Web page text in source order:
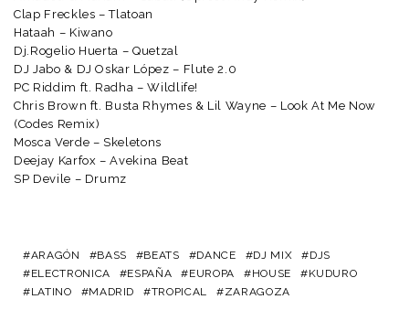
Clap Freckles – Tlatoan
Hataah – Kiwano
Dj.Rogelio Huerta – Quetzal
DJ Jabo & DJ Oskar López – Flute 2.0
PC Riddim ft. Radha – Wildlife!
Chris Brown ft. Busta Rhymes & Lil Wayne – Look At Me Now
(Codes Remix)
Mosca Verde – Skeletons
Deejay Karfox – Avekina Beat
SP Devile – Drumz
ARAGÓN BASS BEATS DANCE DJ MIX
DJS
ELECTRONICA
ESPAÑA EUROPA HOUSE
KUDURO
LATINO
MADRID TROPICAL ZARAGOZA